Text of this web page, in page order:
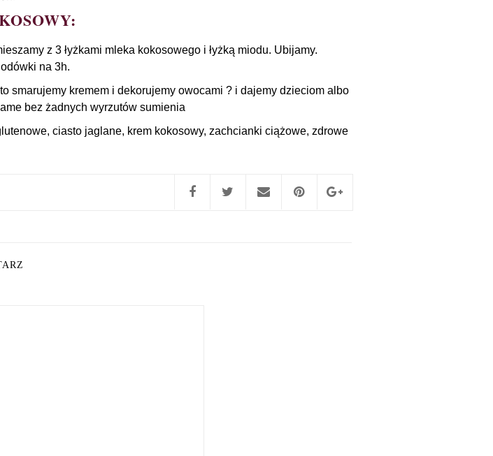
z 3 łyżkami mleka kokosowego i łyżką miodu. Ubijamy.
na 3h.
smarujemy kremem i dekorujemy owocami ? i dajemy dzieciom albo
bez żadnych wyrzutów sumienia
, ciasto jaglane, krem kokosowy, zachcianki ciążowe, zdrowe